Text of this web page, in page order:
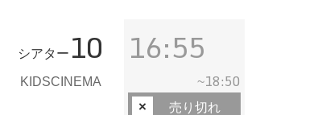
シアター 10
KIDSCINEMA
16:55
~18:50
売り切れ